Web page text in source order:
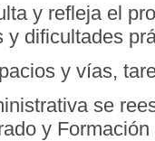
y refleja el
y dificultades
y vías,
se
y